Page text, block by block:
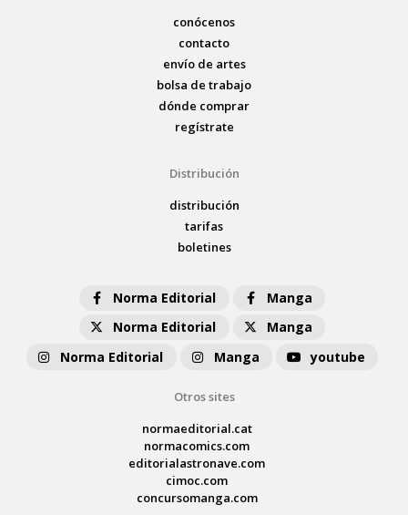
conócenos
contacto
envío de artes
bolsa de trabajo
dónde comprar
regístrate
Distribución
distribución
tarifas
boletines
Norma Editorial
Manga
Norma Editorial
Manga
Norma Editorial
Manga youtube
Otros sites
normaeditorial.cat
normacomics.com
editorialastronave.com
cimoc.com
concursomanga.com